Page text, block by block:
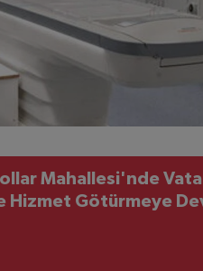
Mahallesi'nde
Hizmet Götürmeye